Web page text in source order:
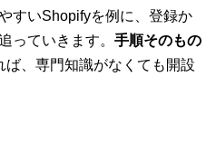
すいShopifyを例に、登録か
っていきます。 手順そのもの
ば、専門知識がなくても開設